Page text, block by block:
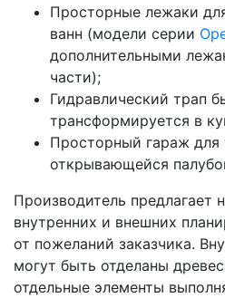
Просторные лежаки
ванн (модели серии
дополнительными
части);
Гидравлический трап
трансформируется в
Просторный гараж для
открывающейся
Производитель предлагает
внутренних и внешних
от пожеланий заказчика.
могут быть отделаны
отдельные элементы